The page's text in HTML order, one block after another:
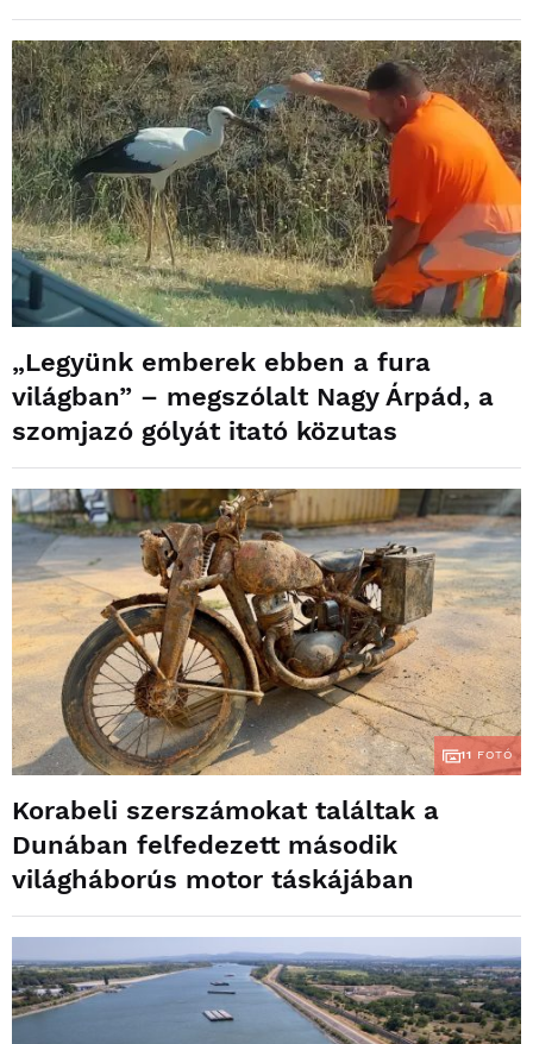
„Legyünk emberek ebben a fura
világban” – megszólalt Nagy Árpád, a
szomjazó gólyát itató közutas
11 FOTÓ
Korabeli szerszámokat találtak a
Dunában felfedezett második
világháborús motor táskájában